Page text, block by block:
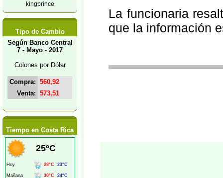
kingprince
Tipo de Cambio
Según Banco Central
7 - Mayo - 2017
Colones por Dólar
Compra: 560,92
Venta: 573,51
Tiempo en Costa Rica
La funcionaria
que la información